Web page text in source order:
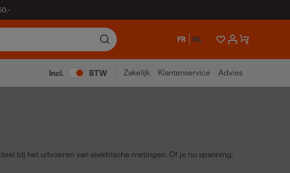
FR NL
Incl. BTW Zakelijk Klantenservice Advies
bij het uitvoeren van elektrische metingen. Of je nu spanning,